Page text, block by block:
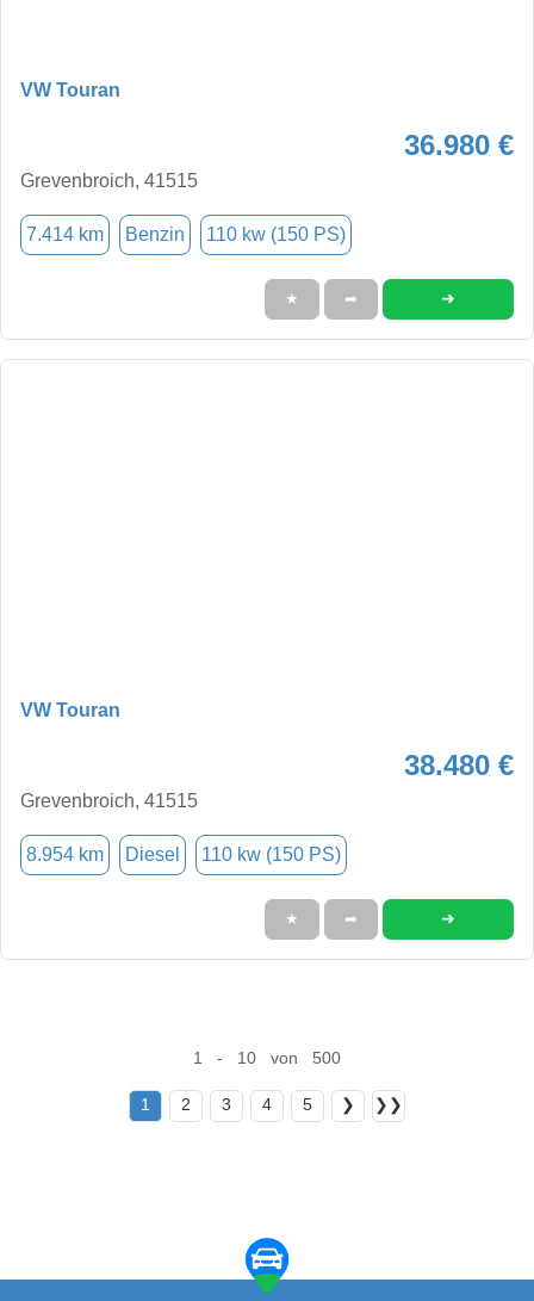
VW Touran
36.980 €
Grevenbroich, 41515
7.414 km Benzin 110 kw (150 PS)
★ ➦ ➜
VW Touran
38.480 €
Grevenbroich, 41515
8.954 km Diesel 110 kw (150 PS)
★ ➦ ➜
1 - 10 von 500
1 2 3 4 5 ❯ ❯❯